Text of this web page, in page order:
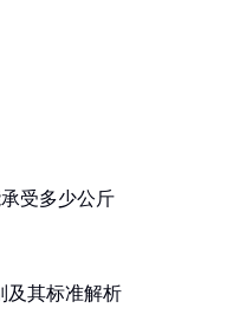
受多少公斤
及其标准解析